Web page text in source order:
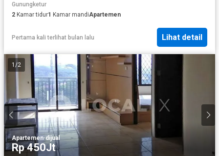
Gunungketur
2 Kamar tidur1 Kamar mandiApartemen
Pertama kali terlihat bulan lalu Lihat detail
1 /2
Apartemen·dijual
Rp 450Jt